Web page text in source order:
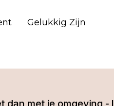
Gelukkig Zijn
met je omgeving